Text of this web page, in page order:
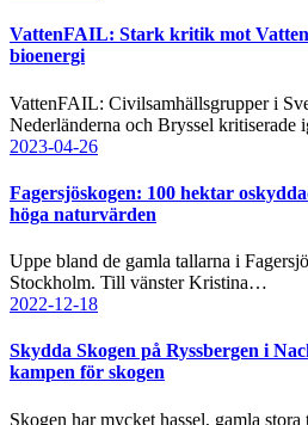
VattenFAIL: Stark kritik mot
bioenergi
VattenFAIL: Civilsamhällsgrupper i
Nederländerna och Bryssel
2023-04-26
Fagersjöskogen: 100 hektar
höga naturvärden
Uppe bland de gamla tallarna i
Stockholm. Till vänster Kristina…
2022-12-18
Skydda Skogen på Ryssbergen i
kampen för skogen
Skogen har mycket hassel, gamla